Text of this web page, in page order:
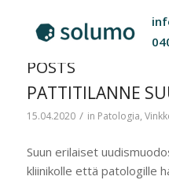
POSTS
PATTITILANNE
15.04.2020 / in Patologia,
Suun erilaiset
kliinikolle että patologille